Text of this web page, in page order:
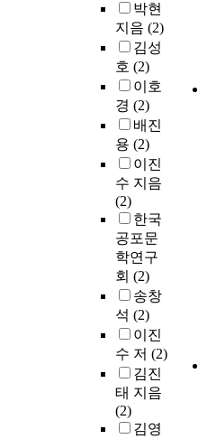
박현
지음 (2)
김성
호 (2)
이호
경 (2)
배진
용 (2)
이진
수 지음
(2)
한국
공포문
학연구
회 (2)
송창
석 (2)
이진
수 저 (2)
김진
태 지음
(2)
김영